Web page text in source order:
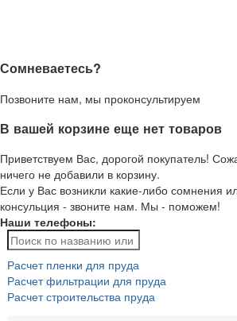
Сомневаетесь?
Позвоните нам, мы проконсультируем
В вашей корзине еще нет товаров
Приветствуем Вас, дорогой покупатель!
ничего не добавили в корзину.
Если у Вас возникли какие-либо сомнения
консульция - звоните нам. Мы - поможем!
Наши телефоны:
Расчет пленки для пруда
Расчет фильтрации для пруда
Расчет строительства пруда